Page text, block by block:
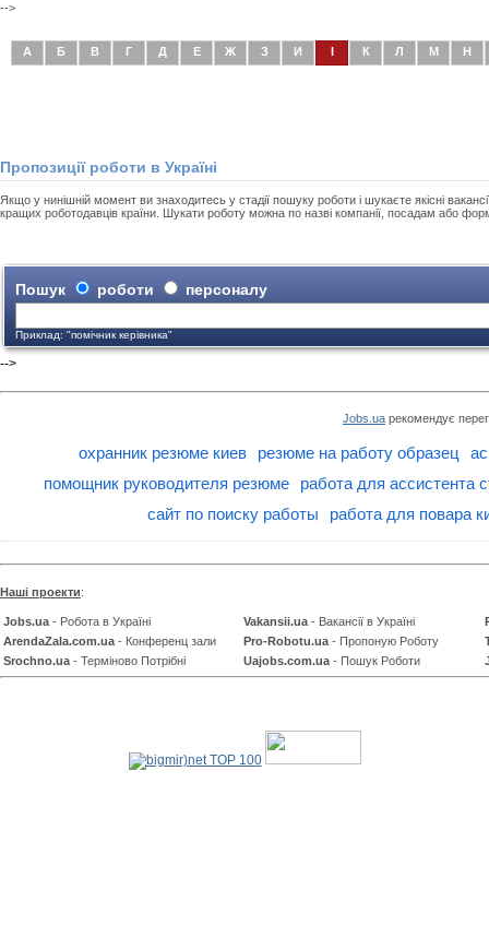
-->
А Б В Г Д Е Ж З И І К Л М Н
Пропозиції роботи в Україні
Якщо у нинішній момент ви знаходитесь у стадії пошуку роботи і шукаєте якісні
кращих роботодавців країни. Шукати роботу можна по назві компанії, посадам або
Пошук роботи персоналу
Приклад: "помічник керівника"
-->
Jobs.ua рекомендує
охранник резюме киев резюме на работу образец
помощник руководителя резюме
работа для ассистента
сайт по поиску работы
работа для повара
Наші проекти:
Jobs.ua - Робота в Україні Vakansii.ua - Вакансії в Україні
ArendaZala.com.ua - Конференц зали Pro-Robotu.ua - Пропоную Роботу
Srochno.ua - Терміново Потрібні Uajobs.com.ua - Пошук Роботи